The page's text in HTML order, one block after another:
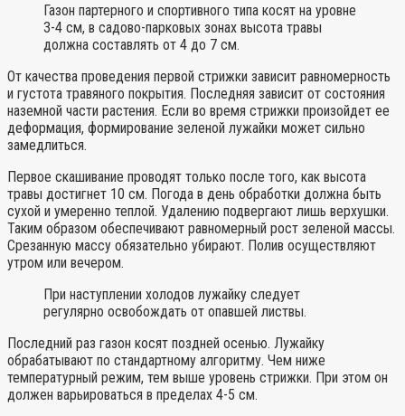
Газон партерного и спортивного типа косят на уровне
3-4 см, в садово-парковых зонах высота травы
должна составлять от 4 до 7 см.
От качества проведения первой стрижки зависит равномерность
и густота травяного покрытия. Последняя зависит от состояния
наземной части растения. Если во время стрижки произойдет ее
деформация, формирование зеленой лужайки может сильно
замедлиться.
Первое скашивание проводят только после того, как высота
травы достигнет 10 см. Погода в день обработки должна быть
сухой и умеренно теплой. Удалению подвергают лишь верхушки.
Таким образом обеспечивают равномерный рост зеленой массы.
Срезанную массу обязательно убирают. Полив осуществляют
утром или вечером.
При наступлении холодов лужайку следует
регулярно освобождать от опавшей листвы.
Последний раз газон косят поздней осенью. Лужайку
обрабатывают по стандартному алгоритму. Чем ниже
температурный режим, тем выше уровень стрижки. При этом он
должен варьироваться в пределах 4-5 см.